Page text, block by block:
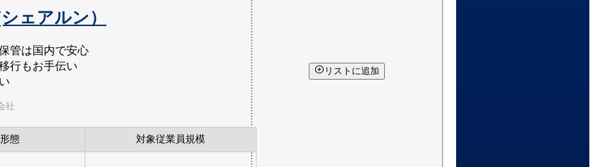
ェアルン）
管は国内で安心
行もお手伝い
社
態 対象従業員規模
リストに追加